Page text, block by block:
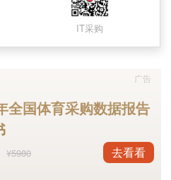
点工作。提升产业创新能
突破制约行业发展的专
子元器件发展短板，保障
力攻克关键核心技术。实
动，面向电路类元器件等
业发展的专利、技术壁
展短板，保障产业链供应
IT采购
全国体育采购数据报告
¥5980 去看看
广告